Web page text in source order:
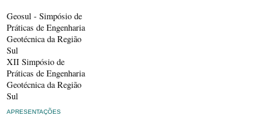
Geosul - Simpósio de
Práticas de Engenharia
Geotécnica da Região
Sul
XII Simpósio de
Práticas de Engenharia
Geotécnica da Região
Sul
APRESENTAÇÕES